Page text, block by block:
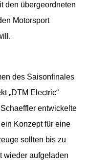
den übergeordneten
Motorsport
des Saisonfinales
„DTM Electric“
entwickelte
Konzept für eine
sollten bis zu
wieder aufgeladen